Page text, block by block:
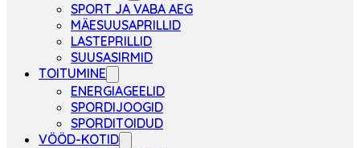
SPORT JA VABA AEG
MÄESUUSAPRILLID
LASTEPRILLID
SUUSASIRMID
TOITUMINE
ENERGIAGEELID
SPORDIJOOGID
SPORDITOIDUD
VÖÖD-KOTID